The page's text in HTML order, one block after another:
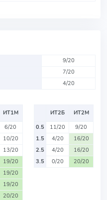
9/20
7/20
4/20
ИТ1М
6/20
10/20
13/20
19/20
19/20
19/20
20/20
ИТ2Б
ИТ2М
0.5
11/20
9/20
1.5
4/20
16/20
2.5
4/20
16/20
3.5
0/20 20/20